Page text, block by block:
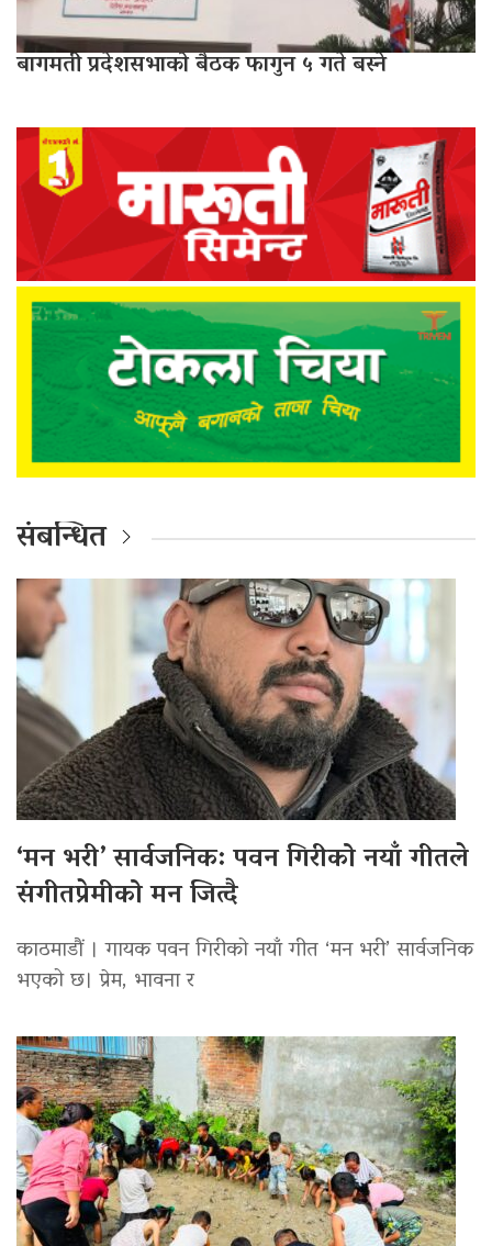
बागमती प्रदेशसभाको बैठक फागुन ५ गते बस्ने
संबन्धित
‘मन भरी’ सार्वजनिक: पवन गिरीको नयाँ गीतले
संगीतप्रेमीको मन जित्दै
काठमाडौं । गायक पवन गिरीको नयाँ गीत ‘मन भरी’ सार्वजनिक
भएको छ। प्रेम, भावना र